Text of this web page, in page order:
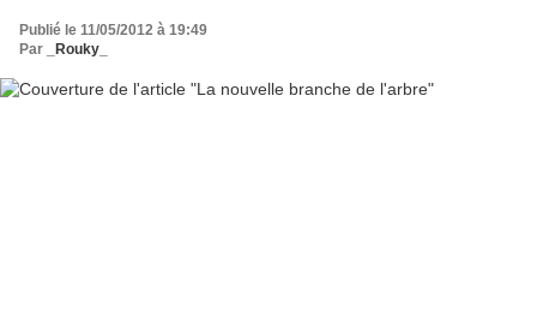
Publié le 11/05/2012 à 19:49
Par
_Rouky_